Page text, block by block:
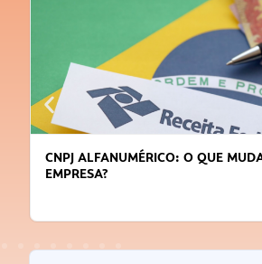
DICAS PARA OBTER CRÉDITO